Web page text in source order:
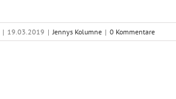
| 19.03.2019 | Jennys Kolumne | 0 Kommentare